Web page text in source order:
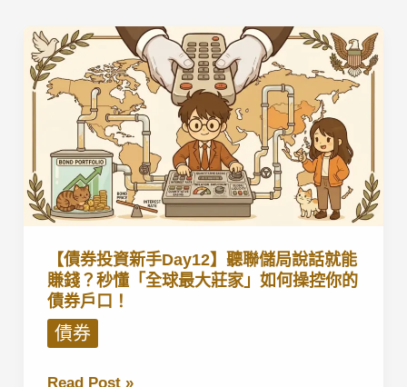
【債券投資新手Day12】聽聯儲局說話就能
賺錢？秒懂「全球最大莊家」如何操控你的
債券戶口！
債券
【債
Read Post »